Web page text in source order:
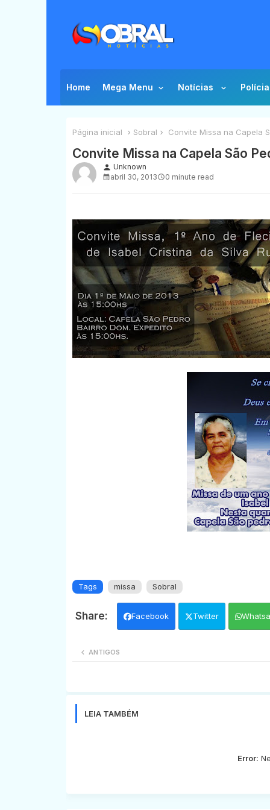
Home Mega Menu Notícias Polícia
Página inicial Sobral Convite Missa na Capela
Convite Missa na Capela São
person Unknown
abril 30, 2013
0 minute read
Tags missa Sobral
Facebook Twitter
ANTIGOS
LEIA TAMBÉM
Error: